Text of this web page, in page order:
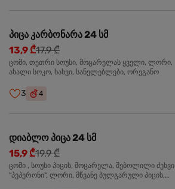
პიცა კარბონარა 24 სმ
13,9 ₾17,9 ₾
ცომი, თეთრი სოუსი, მოცარელას ყველი, ლორი,
ახალი სოკო, ხახვი, სანელებლები, ორეგანო
3 4
დიაბლო პიცა 24 სმ
15,9 ₾19,9 ₾
ცომი , სოუსი პიცის, მოცარელა, შებოლილი ძეხვი
"პეპერონი", ლორი, მწვანე ბულგარული პიცის,